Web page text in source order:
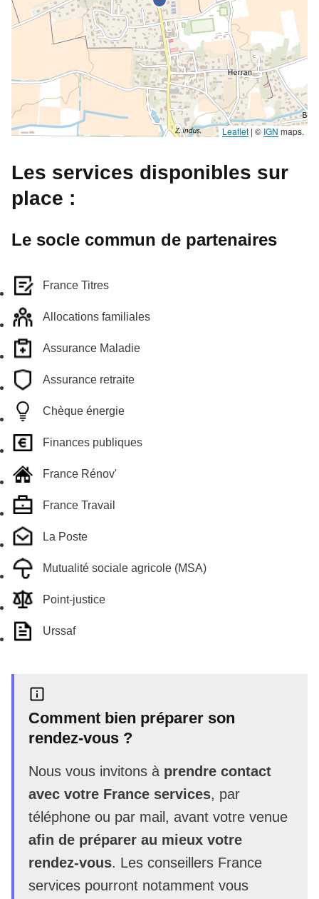
Leaflet | © IGN maps.
Les services disponibles sur
place :
Le socle commun de partenaires
France Titres
Allocations familiales
Assurance Maladie
Assurance retraite
Chèque énergie
Finances publiques
France Rénov'
France Travail
La Poste
Mutualité sociale agricole (MSA)
Point-justice
Urssaf
Comment bien préparer son
rendez-vous ?
Nous vous invitons à prendre contact
avec votre France services, par
téléphone ou par mail, avant votre venue
afin de préparer au mieux votre
rendez-vous. Les conseillers France
services pourront notamment vous